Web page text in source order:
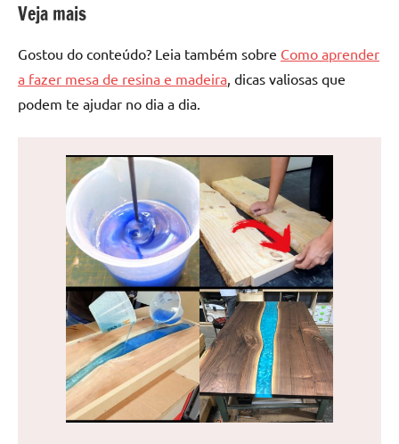
Veja mais
Gostou do conteúdo? Leia também sobre Como aprender
a fazer mesa de resina e madeira, dicas valiosas que
podem te ajudar no dia a dia.